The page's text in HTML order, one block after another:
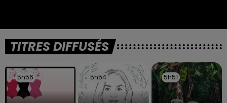
TITRES DIFFUSÉS
5h56
5h56 5h54
5h54 5h51
5h51